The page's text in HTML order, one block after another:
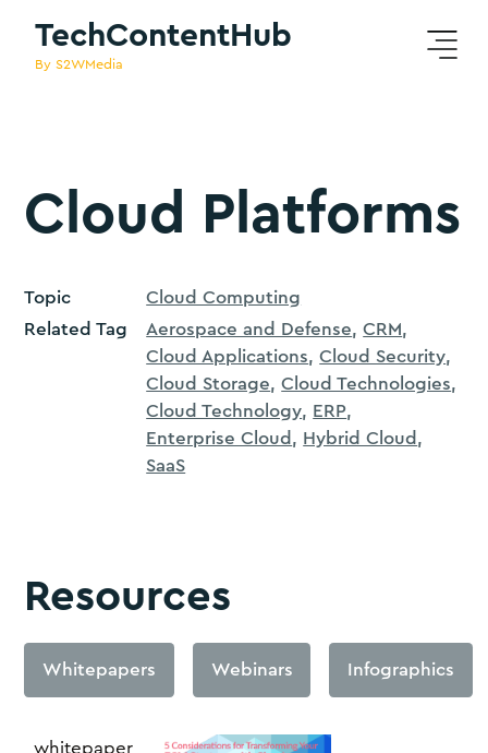
TechContentHub
By S2WMedia
Cloud Platforms
Topic
Cloud Computing
Related Tag
Aerospace and Defense
CRM
Cloud Applications
Cloud Security
Cloud Storage
Cloud Technologies
Cloud Technology
ERP
Enterprise Cloud
Hybrid Cloud
SaaS
Resources
Whitepapers Webinars Infographics
whitepaper